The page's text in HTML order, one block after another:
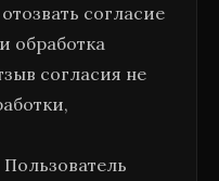
согласие
обработка
согласия не